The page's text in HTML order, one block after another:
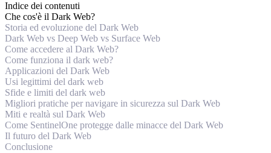
Indice dei contenuti
Che cos'è il Dark Web?
Storia ed evoluzione del Dark Web
Dark Web vs Deep Web vs Surface Web
Come accedere al Dark Web?
Come funziona il dark web?
Applicazioni del Dark Web
Usi legittimi del dark web
Sfide e limiti del dark web
Migliori pratiche per navigare in sicurezza sul Dark Web
Miti e realtà sul Dark Web
Come SentinelOne protegge dalle minacce del Dark Web
Il futuro del Dark Web
Conclusione